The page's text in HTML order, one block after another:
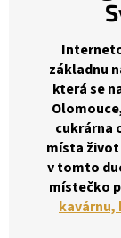
základnu
která se
cukrárna
místa život
v tomto
místečko